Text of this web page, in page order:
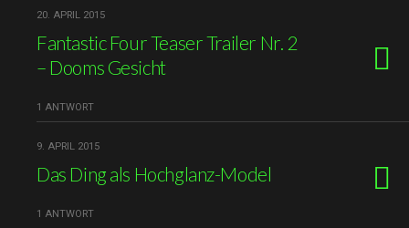
20. APRIL 2015
Fantastic Four Teaser Trailer Nr. 2
– Dooms Gesicht
1 ANTWORT
9. APRIL 2015
Das Ding als Hochglanz-Model
1 ANTWORT